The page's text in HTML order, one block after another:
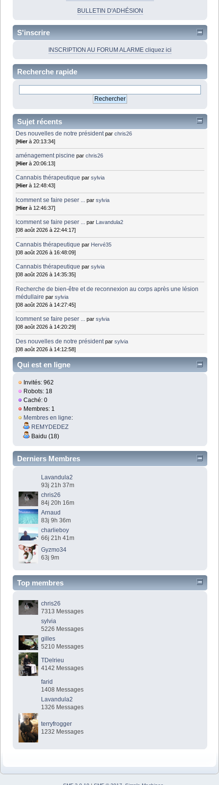
BULLETIN D'ADHÉSION
S'inscrire
INSCRIPTION AU FORUM ALARME cliquez ici
Recherche rapide
Sujet récents
Des nouvelles de notre président parchris26
[Hierà 20:13:34]
aménagement piscine parchris26
[Hierà 20:06:13]
Cannabis thérapeutique parsylvia
[Hierà 12:48:43]
lcomment se faire peser ... parsylvia
[Hierà 12:46:37]
lcomment se faire peser ... par
Lavandula2
[08 août 2026 à 22:44:17]
Cannabis thérapeutique par Hervé35
[08 août 2026 à 16:48:09]
Cannabis thérapeutique parsylvia
[08 août 2026 à 14:35:35]
Recherche de bien-être et de reconnexion au corps après une lésion
médullaire parsylvia
[08 août 2026 à 14:27:45]
lcomment se faire peser ... parsylvia
[08 août 2026 à 14:20:29]
Des nouvelles de notre président parsylvia
[08 août 2026 à 14:12:58]
Qui est en ligne
Invités: 962
Robots: 18
Caché: 0
Membres: 1
Membres en ligne:
REMYDEDEZ
Baidu (18)
Derniers Membres
Lavandula2
93j 21h 37m
chris26
84j 20h 16m
Arnaud
83j 9h 36m
charlieboy
66j 21h 41m
Gyzmo34
63j 9m
Top membres
chris26
7313 Messages
sylvia
5226 Messages
gilles
5210 Messages
TDelrieu
4142 Messages
farid
1408 Messages
Lavandula2
1326 Messages
terryfrogger
1232 Messages